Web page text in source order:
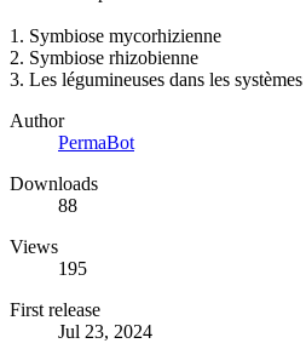
1. Symbiose mycorhizienne
2. Symbiose rhizobienne
3. Les légumineuses dans les
Author
PermaBot
Downloads
88
Views
195
First release
Jul 23, 2024